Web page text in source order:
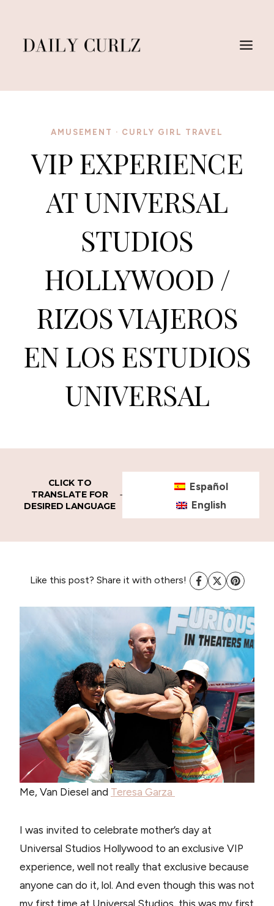
content
AMUSEMENT · CURLY GIRL TRAVEL
VIP EXPERIENCE
AT UNIVERSAL
STUDIOS
HOLLYWOOD /
RIZOS VIAJEROS
EN LOS ESTUDIOS
UNIVERSAL
CLICK TO
TRANSLATE FOR
DESIRED LANGUAGE
Español
English
Like this post? Share it with others!
Me, Van Diesel and Teresa Garza
I was invited to celebrate mother’s day at
Universal Studios Hollywood to an exclusive VIP
experience, well not really that exclusive because
anyone can do it, lol. And even though this was not
my first time at Universal Studios, this was my first